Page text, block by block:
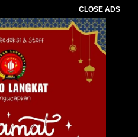
CLOSE ADS